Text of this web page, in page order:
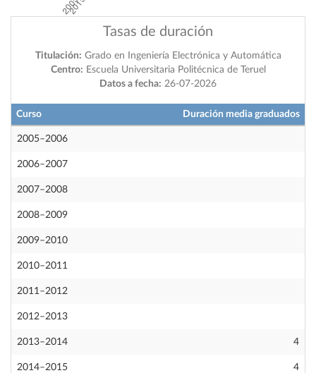
Tasas de duración
Titulación: Grado en Ingeniería Electrónica y Automática
Centro: Escuela Universitaria Politécnica de Teruel
Datos a fecha: 26-07-2026
Curso Duración media graduados
2005–2006
2006–2007
2007–2008
2008–2009
2009–2010
2010–2011
2011–2012
2012–2013
2013–2014 4
2014–2015 4